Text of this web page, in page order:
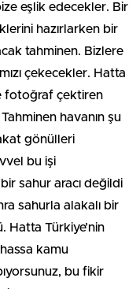
eşlik edecekler. Bir
hazırlarken bir
tahminen. Bizlere
çekecekler. Hatta
fotoğraf çektiren
havanın şu
gönülleri
bu işi
bir sahur aracı değildi
sahurla alakalı bir
Hatta Türkiye’nin
kamu
bu fikir